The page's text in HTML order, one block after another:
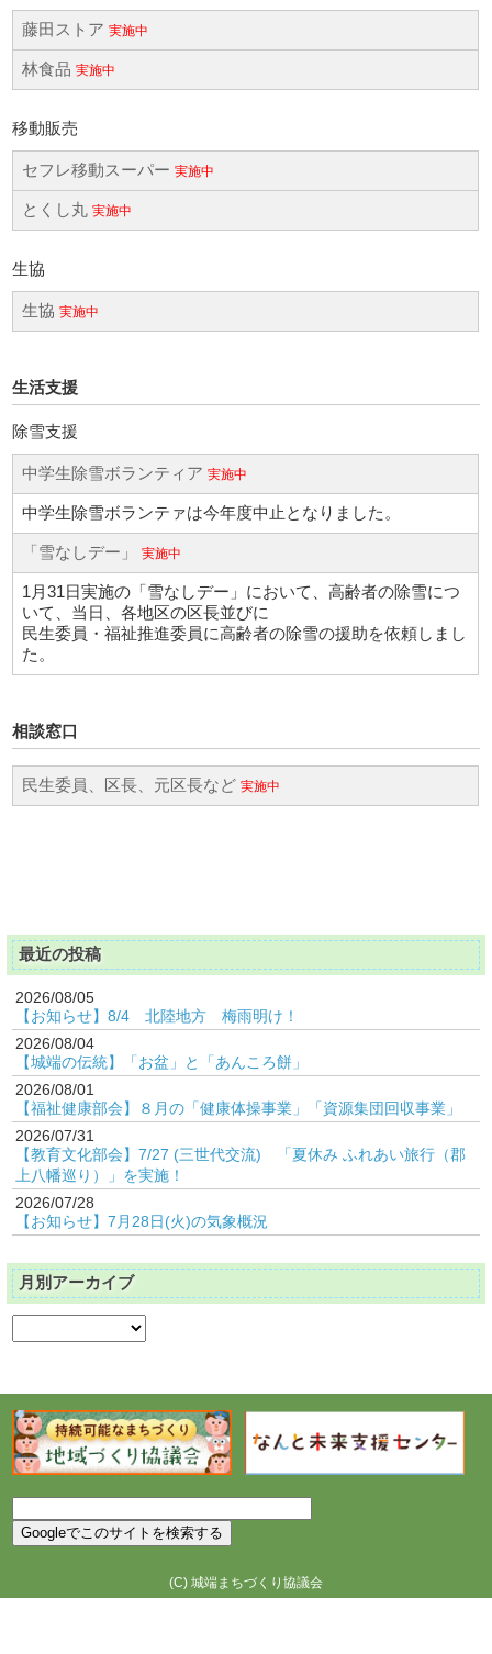
藤田ストア実施中
林食品実施中
移動販売
セフレ移動スーパー実施中
とくし丸実施中
生協
生協実施中
生活支援
除雪支援
中学生除雪ボランティア実施中
中学生除雪ボランテァは今年度中止となりました。
「雪なしデー」実施中
1月31日実施の「雪なしデー」において、高齢者の除雪につ
いて、当日、各地区の区長並びに
民生委員・福祉推進委員に高齢者の除雪の援助を依頼しまし
た。
相談窓口
民生委員、区長、元区長など実施中
最近の投稿
2026/08/05
【お知らせ】8/4 北陸地方 梅雨明け！
2026/08/04
【城端の伝統】「お盆」と「あんころ餅」
2026/08/01
【福祉健康部会】８月の「健康体操事業」「資源集団回収事業」
2026/07/31
【教育文化部会】7/27 (三世代交流) 「夏休み ふれあい旅行（郡
上八幡巡り）」を実施！
2026/07/28
【お知らせ】7月28日(火)の気象概況
月別アーカイブ
(C) 城端まちづくり協議会